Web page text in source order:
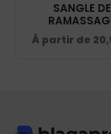
SANGLE DE
NORTON
BALL -
À partir de